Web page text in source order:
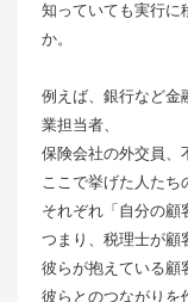
知っていても実行に
か。
例えば、銀行など金
業担当者、
保険会社の外交員、
ここで挙げた人たち
それぞれ「自分の顧
つまり、税理士が顧
彼らが抱えている顧
彼らとのつながりを